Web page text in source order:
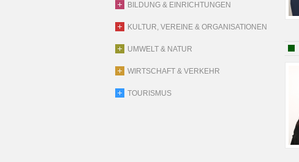
BILDUNG & EINRICHTUNGEN
KULTUR, VEREINE & ORGANISATIONEN
UMWELT & NATUR
WIRTSCHAFT & VERKEHR
TOURISMUS